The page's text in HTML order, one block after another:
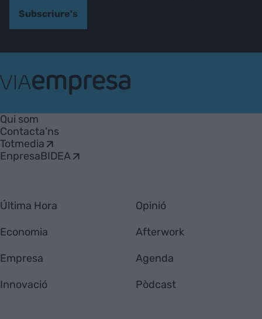
Subscriure's
Empresa
Qui som
Contacta'ns
Totmedia
EnpresaBIDEA
Última Hora
Economia
Empresa
Innovació
Opinió
Afterwork
Agenda
Pòdcast